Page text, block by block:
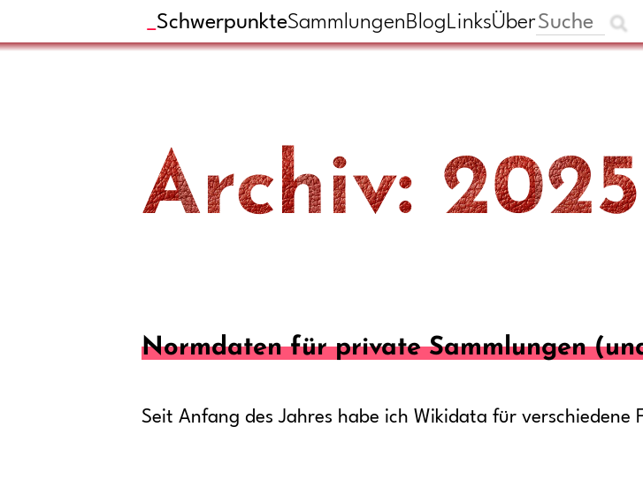
SchwerpunkteSammlungenBlogLinksÜber
Archiv: 2025
Normdaten für private Sammlungen
Seit Anfang des Jahres habe ich Wikidata für verschiedene